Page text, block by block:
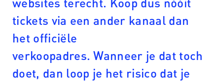
tickets via een ander kanaal dan
het officiële
verkoopadres. Wanneer je dat toch
doet, dan loop je het risico dat je